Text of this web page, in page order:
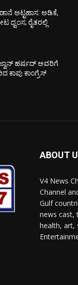
ಅಟ್ಟಹಾಸ: ಅಡಿಕೆ,
ಧ್ವಂಸ; ರೈತರಲ್ಲಿ
ಹರ್ಷದ್ ಅವರಿಗೆ
ಕಾಪು ಕಾಂಗ್ರೆಸ್
ABOUT
V4 News
Channel
Gulf
news cast,
health, art,